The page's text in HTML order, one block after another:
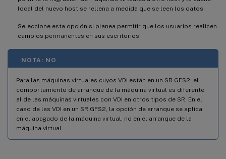
local del nuevo host se rellena a medida que se leen los datos.
Seleccione esta opción si planea permitir que los usuarios realicen
cambios permanentes en sus escritorios.
NOTA: NO
Para las máquinas virtuales cuyos VDI están en un SR GFS2, el
comportamiento de arranque de la máquina virtual es diferente
al de las máquinas virtuales con VDI en otros tipos de SR. En el
caso de las VDI en un SR GFS2, la opción de arranque se aplica
en el apagado de la máquina virtual, no en el arranque de la
máquina virtual.